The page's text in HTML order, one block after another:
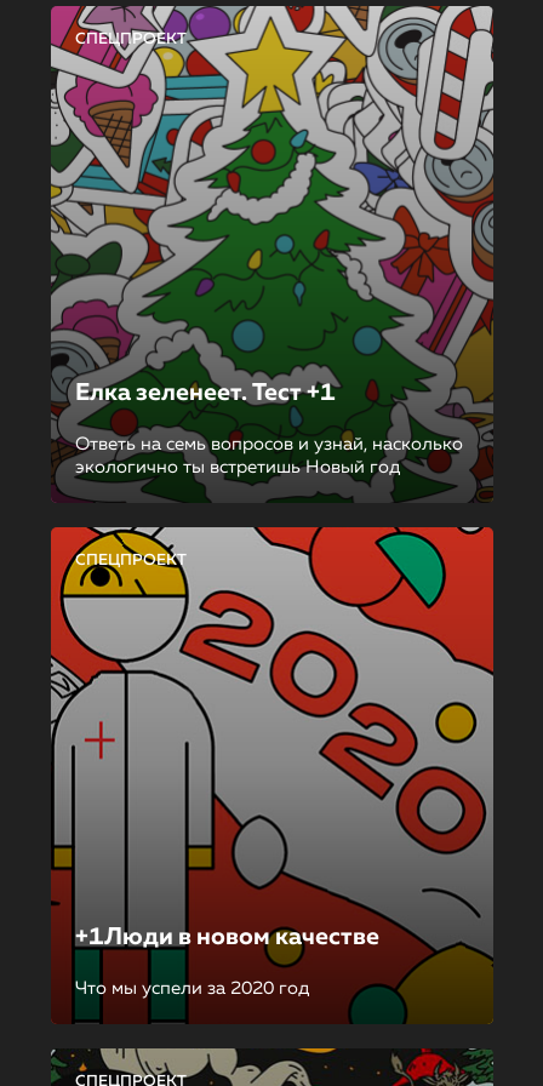
СПЕЦПРОЕКТ
Елка зеленеет. Тест +1
Ответь на семь вопросов и узнай, насколько
экологично ты встретишь Новый год
СПЕЦПРОЕКТ
+1Люди в новом качестве
Что мы успели за 2020 год
СПЕЦПРОЕКТ